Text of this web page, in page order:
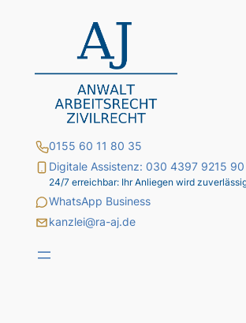
0155 60 11 80 35
Digitale Assistenz: 030 4397 9215 90
24/7 erreichbar: Ihr Anliegen wird
WhatsApp Business
kanzlei@ra-aj.de